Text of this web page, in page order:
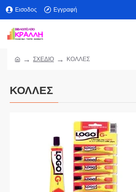
Εισοδος Εγγραφή
ΣΧΕΔΙΟ ΚΟΛΛΕΣ
ΚΟΛΛΕΣ